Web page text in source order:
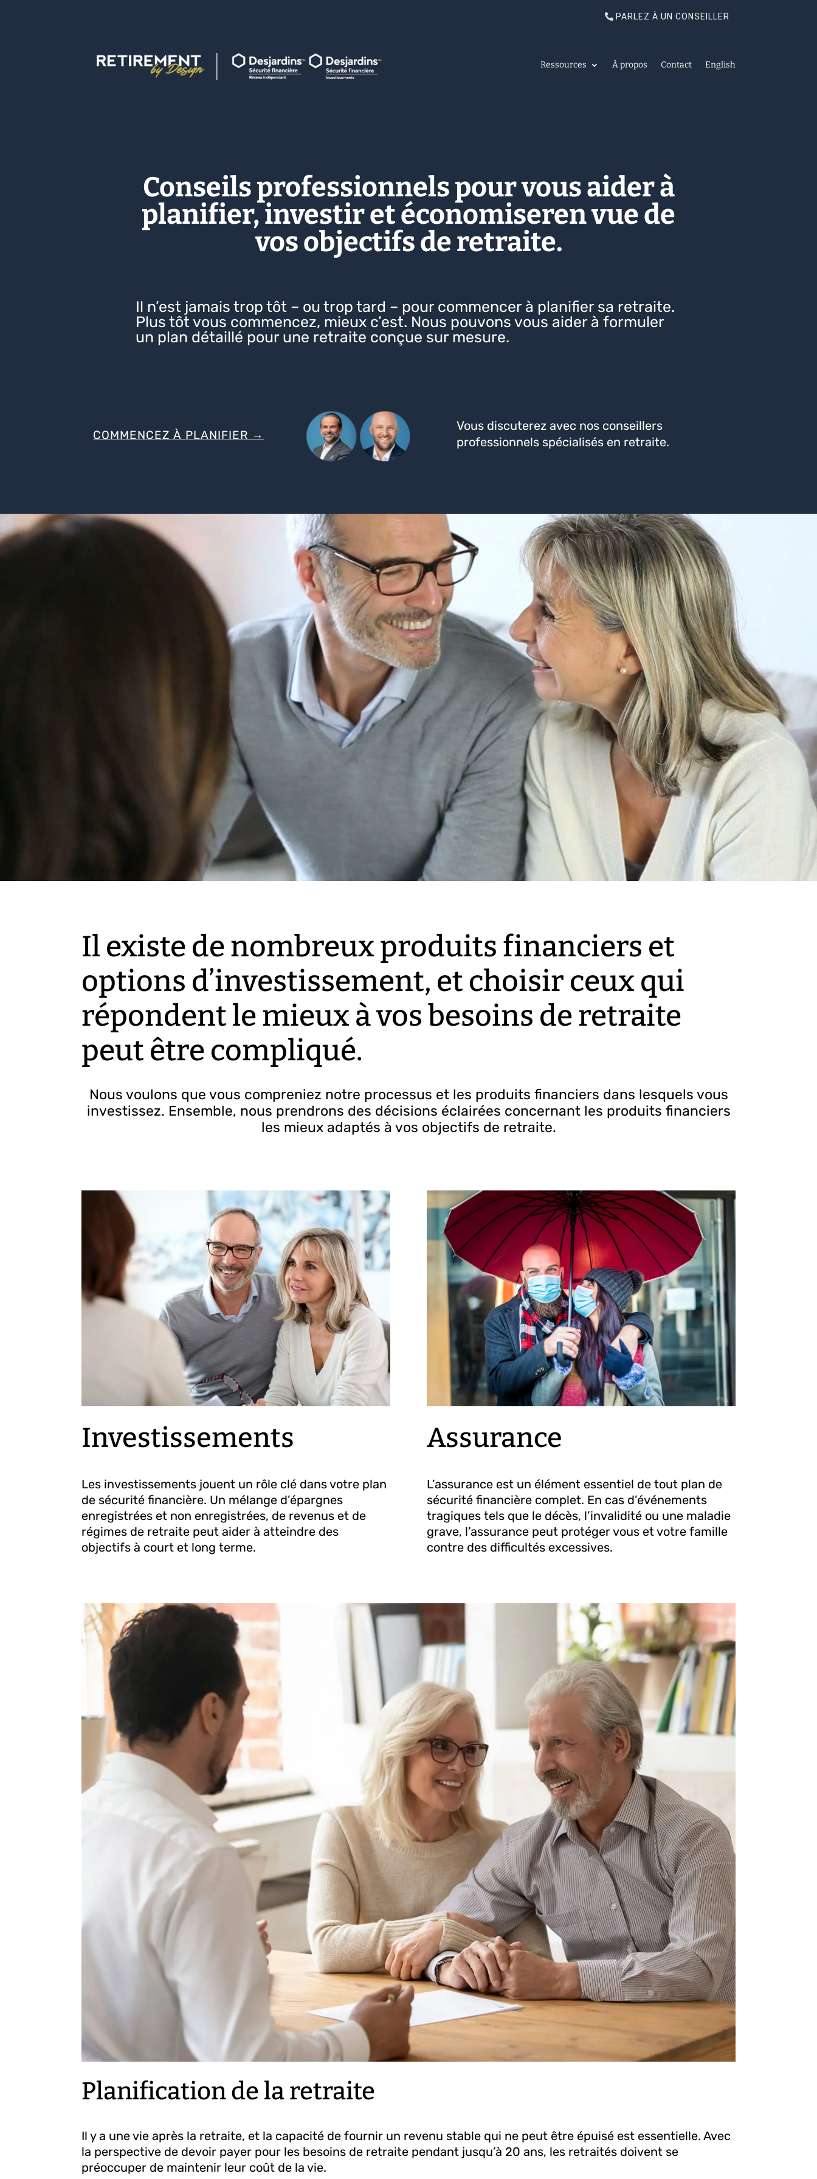
PARLEZ À UN CONSEILLER
Ressources À propos Contact English
Conseils professionnels pour vous aider à
planifier, investir et économiseren vue de
vos objectifs de retraite.
Il n’est jamais trop tôt – ou trop tard – pour commencer à planifier sa retraite.
Plus tôt vous commencez, mieux c’est. Nous pouvons vous aider à formuler
un plan détaillé pour une retraite conçue sur mesure.
COMMENCEZ À PLANIFIER →
Vous discuterez avec nos conseillers
professionnels spécialisés en retraite.
Player
Il existe de nombreux produits financiers et
options d’investissement, et choisir ceux qui
répondent le mieux à vos besoins de retraite
peut être compliqué.
Nous voulons que vous compreniez notre processus et les produits financiers dans lesquels vous
investissez. Ensemble, nous prendrons des décisions éclairées concernant les produits financiers
les mieux adaptés à vos objectifs de retraite.
Investissements
Les investissements jouent un rôle clé dans votre plan
de sécurité financière. Un mélange d’épargnes
enregistrées et non enregistrées, de revenus et de
régimes de retraite peut aider à atteindre des
objectifs à court et long terme.
Assurance
L’assurance est un élément essentiel de tout plan de
sécurité financière complet. En cas d’événements
tragiques tels que le décès, l’invalidité ou une maladie
grave, l’assurance peut protéger vous et votre famille
contre des difficultés excessives.
Planification de la retraite
Il y a une vie après la retraite, et la capacité de fournir un revenu stable qui ne peut être épuisé est essentielle. Avec
la perspective de devoir payer pour les besoins de retraite pendant jusqu’à 20 ans, les retraités doivent se
préoccuper de maintenir leur coût de la vie.